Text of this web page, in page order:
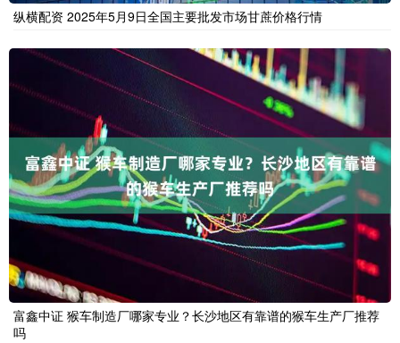
纵横配资 2025年5月9日全国主要批发市场甘蔗价格行情
富鑫中证 猴车制造厂哪家专业？长沙地区有靠谱的猴车生产厂推荐
吗